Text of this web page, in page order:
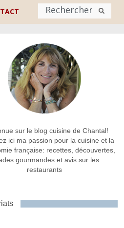
Nom
*
sur le blog cuisine de Chantal!
ici ma passion pour la cuisine et la
française: recettes, découvertes,
gourmandes et avis sur les
restaurants